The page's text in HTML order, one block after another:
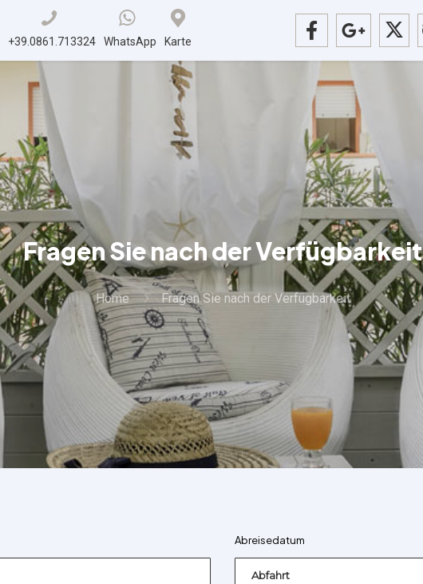
+39.0861.713324 WhatsApp Karte
Fragen Sie nach der Verfügbarkeit
Home Fragen Sie nach der Verfügbarkeit
Abreisedatum
Abfahrt